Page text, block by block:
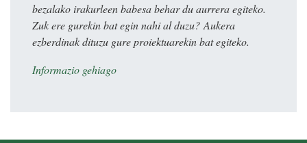
bezalako irakurleen babesa behar du aurrera egiteko.
Zuk ere gurekin bat egin nahi al duzu? Aukera
ezberdinak dituzu gure proiektuarekin bat egiteko.
Informazio gehiago